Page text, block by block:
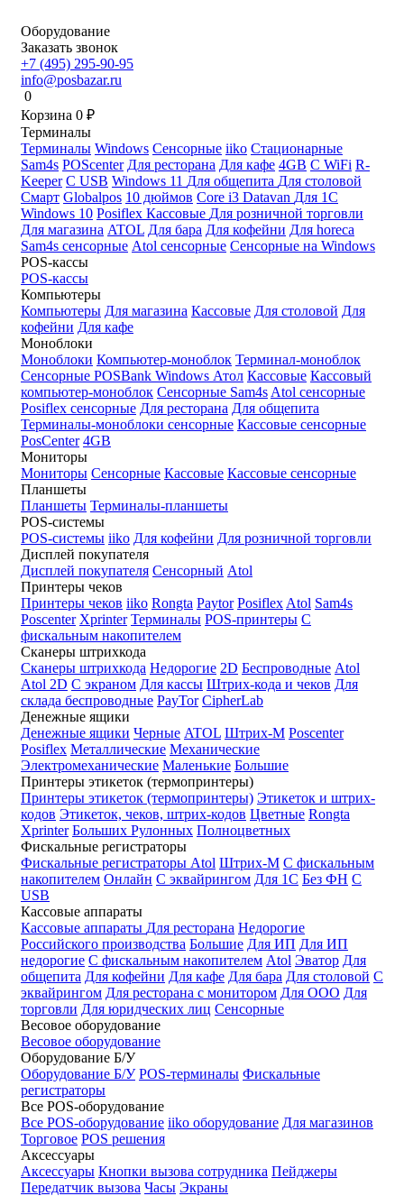
Оборудование
Заказать звонок
+7 (495) 295-90-95
info@posbazar.ru
0
Корзина 0 ₽
Терминалы
Терминалы Windows Сенсорные iiko Стационарные
Sam4s POScenter Для ресторана Для кафе 4GB С WiFi R-
Keeper С USB Windows 11 Для общепита Для столовой
Смарт Globalpos 10 дюймов Core i3 Datavan Для 1С
Windows 10 Posiflex Кассовые Для розничной торговли
Для магазина ATOL Для бара Для кофейни Для horeca
Sam4s сенсорные Atol сенсорные Сенсорные на Windows
POS-кассы
POS-кассы
Компьютеры
Компьютеры Для магазина Кассовые Для столовой Для
кофейни Для кафе
Моноблоки
Моноблоки Компьютер-моноблок Терминал-моноблок
Сенсорные POSBank Windows Атол Кассовые Кассовый
компьютер-моноблок Сенсорные Sam4s Atol сенсорные
Posiflex сенсорные Для ресторана Для общепита
Терминалы-моноблоки сенсорные Кассовые сенсорные
PosCenter 4GB
Мониторы
Мониторы Сенсорные Кассовые Кассовые сенсорные
Планшеты
Планшеты Терминалы-планшеты
POS-системы
POS-системы iiko Для кофейни Для розничной торговли
Дисплей покупателя
Дисплей покупателя Сенсорный Atol
Принтеры чеков
Принтеры чеков iiko Rongta Paytor Posiflex Atol Sam4s
Poscenter Xprinter Терминалы POS-принтеры С
фискальным накопителем
Сканеры штрихкода
Сканеры штрихкода Недорогие 2D Беспроводные Atol
Atol 2D С экраном Для кассы Штрих-кода и чеков Для
склада беспроводные PayTor CipherLab
Денежные ящики
Денежные ящики Черные ATOL Штрих-М Poscenter
Posiflex Металлические Механические
Электромеханические Маленькие Большие
Принтеры этикеток (термопринтеры)
Принтеры этикеток (термопринтеры) Этикеток и штрих-
кодов Этикеток, чеков, штрих-кодов Цветные Rongta
Xprinter Больших Рулонных Полноцветных
Фискальные регистраторы
Фискальные регистраторы Atol Штрих-М С фискальным
накопителем Онлайн С эквайрингом Для 1С Без ФН С
USB
Кассовые аппараты
Кассовые аппараты Для ресторана Недорогие
Российского производства Большие Для ИП Для ИП
недорогие С фискальным накопителем Atol Эватор Для
общепита Для кофейни Для кафе Для бара Для столовой С
эквайрингом Для ресторана с монитором Для ООО Для
торговли Для юридческих лиц Сенсорные
Весовое оборудование
Весовое оборудование
Оборудование Б/У
Оборудование Б/У POS-терминалы Фискальные
регистраторы
Все POS-оборудование
Все POS-оборудование iiko оборудование Для магазинов
Торговое POS решения
Аксессуары
Аксессуары Кнопки вызова сотрудника Пейджеры
Передатчик вызова Часы Экраны